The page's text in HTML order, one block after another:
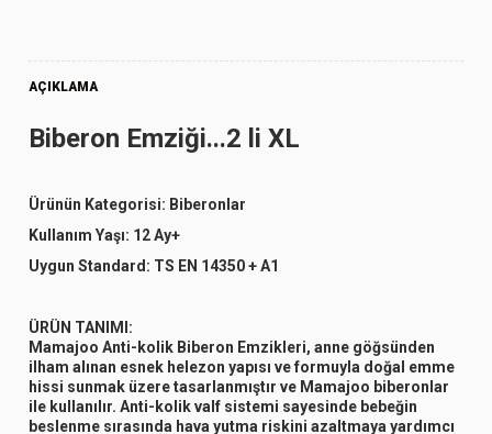
AÇIKLAMA
Biberon Emziği...2 li XL
Ürünün Kategorisi: Biberonlar
Kullanım Yaşı: 12 Ay+
Uygun Standard: TS EN 14350 + A1
ÜRÜN TANIMI:
Mamajoo Anti-kolik Biberon Emzikleri, anne göğsünden
ilham alınan esnek helezon yapısı ve formuyla doğal emme
hissi sunmak üzere tasarlanmıştır ve Mamajoo biberonlar
ile kullanılır. Anti-kolik valf sistemi sayesinde bebeğin
beslenme sırasında hava yutma riskini azaltmaya yardımcı